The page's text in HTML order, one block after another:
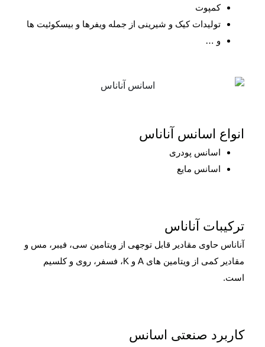
کمپوت
تولیدات کیک و شیرینی از جمله ویفرها و بیسکوئیت ها
و …
انواع اسانس آناناس
اسانس پودری
اسانس مایع
ترکیبات آناناس
آناناس حاوی مقادیر قابل توجهی از ویتامین سی، فیبر، مس و
مقادیر کمی از ویتامین های A و K، فسفر، روی و کلسیم
است.
کاربرد صنعتی اسانس